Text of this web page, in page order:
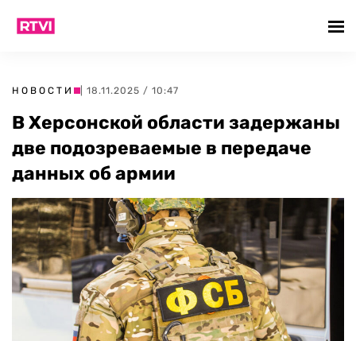
НОВОСТИ | 18.11.2025 / 10:47
В Херсонской области задержаны
две подозреваемые в передаче
данных об армии